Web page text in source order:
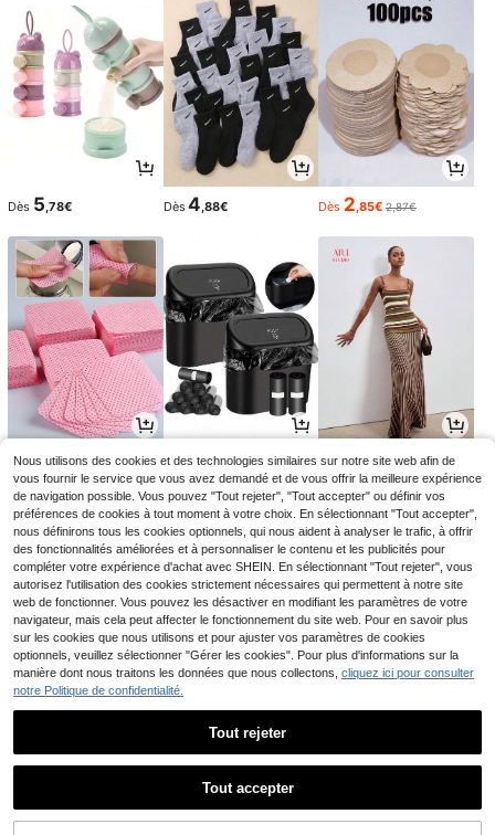
1
Dès 5,78€ Dès 4,88€ Dès 2,85€ 2,87€
Dès2 ,75€2,78€ -1% Dès2,45€2,47€ Dès 8,82€27,99€ -68%
4 4 3
Nous utilisons des cookies et des technologies similaires sur notre site web afin de
vous fournir le service que vous avez demandé et de vous offrir la meilleure expérience
de navigation possible. Vous pouvez "Tout rejeter", "Tout accepter" ou définir vos
préférences de cookies à tout moment à votre choix. En sélectionnant "Tout accepter",
nous définirons tous les cookies optionnels, qui nous aident à analyser le trafic, à offrir
des fonctionnalités améliorées et à personnaliser le contenu et les publicités pour
compléter votre expérience d'achat avec SHEIN. En sélectionnant "Tout rejeter", vous
autorisez l'utilisation des cookies strictement nécessaires qui permettent à notre site
web de fonctionner. Vous pouvez les désactiver en modifiant les paramètres de votre
navigateur, mais cela peut affecter le fonctionnement du site web. Pour en savoir plus
sur les cookies que nous utilisons et pour ajuster vos paramètres de cookies
optionnels, veuillez sélectionner "Gérer les cookies". Pour plus d'informations sur la
manière dont nous traitons les données que nous collectons, cliquez ici pour consulter
notre Politique de confidentialité.
Tout rejeter
Tout accepter